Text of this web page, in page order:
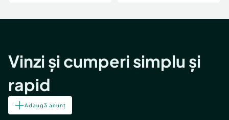
Vinzi și cumperi simplu și
rapid
Adaugă anunț